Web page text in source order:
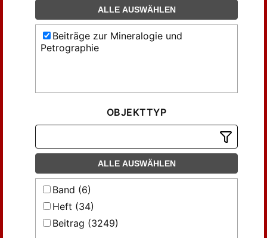
ALLE AUSWÄHLEN
Beiträge zur Mineralogie und
Petrographie
OBJEKTTYP
ALLE AUSWÄHLEN
Band (6)
Heft (34)
Beitrag (3249)